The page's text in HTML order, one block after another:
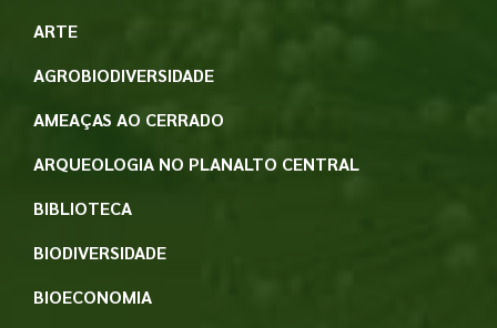
ARTE
AGROBIODIVERSIDADE
AMEAÇAS AO CERRADO
ARQUEOLOGIA NO PLANALTO CENTRAL
BIBLIOTECA
BIODIVERSIDADE
BIOECONOMIA